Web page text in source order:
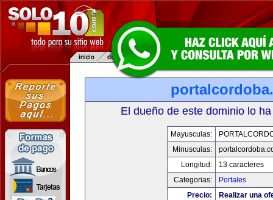
El dueño de este dominio lo
Mayusculas:
Minusculas:
Longitud:
13 caracteres
Categorias:
Portales
Precio:
Realizar una